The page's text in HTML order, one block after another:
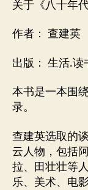
关于《八十年
作者： 查建英
出版： 生活.
本书是一本围
录。
查建英选取的
云人物，包括
拉、田壮壮等
乐、美术、电